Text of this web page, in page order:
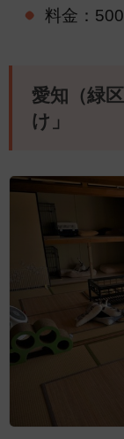
料金：
愛知（緑
け」